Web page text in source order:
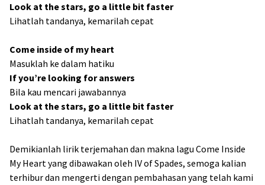
Look at the stars, go a little bit faster
Lihatlah tandanya, kemarilah cepat
Come inside of my heart
Masuklah ke dalam hatiku
If you’re looking for answers
Bila kau mencari jawabannya
Look at the stars, go a little bit faster
Lihatlah tandanya, kemarilah cepat
Demikianlah lirik terjemahan dan makna lagu Come Inside
My Heart yang dibawakan oleh IV of Spades, semoga kalian
terhibur dan mengerti dengan pembahasan yang telah kami